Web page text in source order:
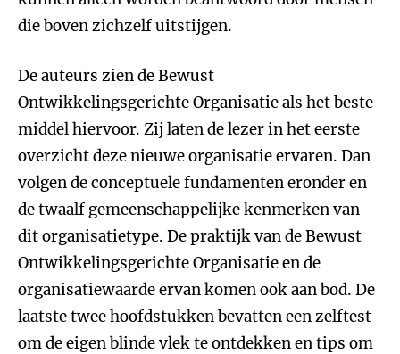
die boven zichzelf uitstijgen.
De auteurs zien de Bewust
Ontwikkelingsgerichte Organisatie als het beste
middel hiervoor. Zij laten de lezer in het eerste
overzicht deze nieuwe organisatie ervaren. Dan
volgen de conceptuele fundamenten eronder en
de twaalf gemeenschappelijke kenmerken van
dit organisatietype. De praktijk van de Bewust
Ontwikkelingsgerichte Organisatie en de
organisatiewaarde ervan komen ook aan bod. De
laatste twee hoofdstukken bevatten een zelftest
om de eigen blinde vlek te ontdekken en tips om